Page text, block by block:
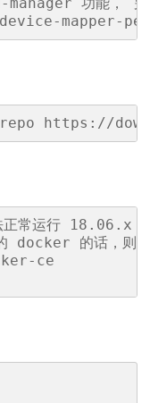
mapper-
repo https://
常运行 18.06.x 及
docker 的话，则
ce